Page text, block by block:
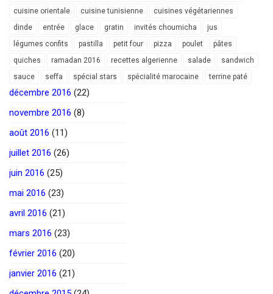
cuisine orientale cuisine tunisienne
cuisines végétariennes
dinde
entrée glace gratin invités choumicha
jus
légumes confits
pastilla petit four pizza poulet
pâtes
quiches
ramadan 2016 recettes algerienne salade
sandwich
sauce
seffa spécial stars spécialité marocaine terrine paté
décembre 2016 (22)
novembre 2016 (8)
août 2016 (11)
juillet 2016 (26)
juin 2016 (25)
mai 2016 (23)
avril 2016 (21)
mars 2016 (23)
février 2016 (20)
janvier 2016 (21)